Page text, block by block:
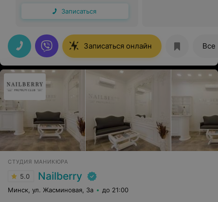
Записаться
Записаться онлайн
СТУДИЯ МАНИКЮРА
5.0 Nailberry
Минск, ул. Жасминовая, 3а до 21:00